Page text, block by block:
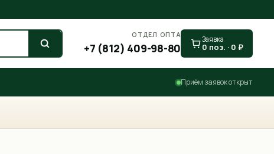
ОТДЕЛ ОПТА
+7 (812) 409-98-80
Заявка
0 поз. · 0 ₽
Приём заявок открыт